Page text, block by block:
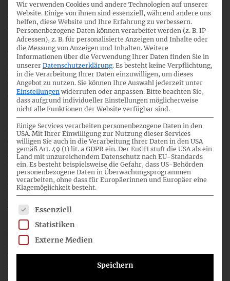
Geschäftsjahr 2025 gelten, also für die Berichterstattung ab
dem ersten Januar 2026. Es besteht jedoch ein Wahlrecht,
die Änderungen erst später anzuwenden (Artikel 4 der
delegierten Verordnung). Sowohl das EU-Parlament als
auch der EU-Rat können innerhalb von max. 6 Monaten
Einwände gegen den delegierten Rechtsakt erheben, sie
können aber keine inhaltlichen Änderungen mehr
vornehmen. Sollten keine Einwände erhoben werden, wird
der delegierte Rechtsakt im EU-Amtsblatt veröffentlicht
und zu unmittelbar geltendem EU-Recht.
Die Änderungen wurden Anfang des Jahres im Rahmen des
Omnibus I-Paketes veröffentlicht (siehe hierzu DRSC
Briefing Paper) und konsultiert. Das DRSC übermittelte der
EU-Kommission am 26. März 2025 eineStellungnahme
den Änderungsvorschlägen. Die finalen EU-Vorschriften
haben sich ggü. den konsultierten Entwürfen auch
geändert: bspw. wurden die Vorschriften zum
Wesentlichkeitsgrundsatz umformuliert. Das DRSC wird in
Kürze ein aktualisiertes Briefing Paper zu den
Berichtspflichten der TaxonomieVO veröffentlichen. Das
DRSC wird sich weiterhin mit Entwicklungen zur
TaxonomieVO befassen. In der Vergangenheit führten wir
mit unseren Mitgliedsunternehmen und -verbänden 14
Anwenderforen zur TaxonomieVO durch.
Wir verwenden Cookies und andere Technologien auf unserer
Website. Einige von ihnen sind essenziell, während andere uns
helfen, diese Website und Ihre Erfahrung zu verbessern.
Personenbezogene Daten können verarbeitet werden (z. B. IP-
Adressen), z. B. für personalisierte Anzeigen und Inhalte oder
die Messung von Anzeigen und Inhalten. Weitere
Informationen über die Verwendung Ihrer Daten finden Sie in
unserer Datenschutzerklärung. Es besteht keine Verpflichtung,
in die Verarbeitung Ihrer Daten einzuwilligen, um dieses
Angebot zu nutzen. Sie können Ihre Auswahl jederzeit unter
Einstellungen widerrufen oder anpassen. Bitte beachten Sie,
dass aufgrund individueller Einstellungen möglicherweise
nicht alle Funktionen der Website verfügbar sind.
Einige Services verarbeiten personenbezogene Daten in den
USA. Mit Ihrer Einwilligung zur Nutzung dieser Services
willigen Sie auch in die Verarbeitung Ihrer Daten in den USA
gemäß Art. 49 (1) lit. a GDPR ein. Der EuGH stuft die USA als ein
Land mit unzureichendem Datenschutz nach EU-Standards
ein. Es besteht beispielsweise die Gefahr, dass US-Behörden
personenbezogene Daten in Überwachungsprogrammen
verarbeiten, ohne dass für Europäerinnen und Europäer eine
Klagemöglichkeit besteht.
Es folgt eine Liste der Service-Gruppen, für die eine
Essenziell
Statistiken
Externe Medien
Speichern